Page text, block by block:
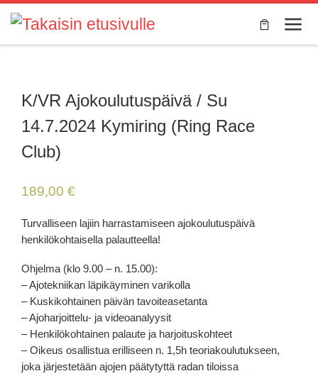
Skip to content
K/VR Ajokoulutuspäivä / Su
14.7.2024 Kymiring (Ring Race
Club)
189,00 €
Turvalliseen lajiin harrastamiseen ajokoulutuspäivä
henkilökohtaisella palautteella!
Ohjelma (klo 9.00 – n. 15.00):
– Ajotekniikan läpikäyminen varikolla
– Kuskikohtainen päivän tavoiteasetanta
– Ajoharjoittelu- ja videoanalyysit
– Henkilökohtainen palaute ja harjoituskohteet
– Oikeus osallistua erilliseen n. 1,5h teoriakoulutukseen,
joka järjestetään ajojen päätytyttä radan tiloissa